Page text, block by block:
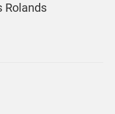
Rolands